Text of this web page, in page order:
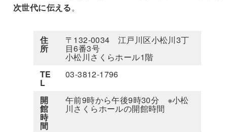
次世代に伝える。
住
所
〒132-0034 江戸川区小松川3丁
目6番3号
小松川さくらホール1階
TE
L
03-3812-1796
開
館
時
間
午前9時から午後9時30分 ※小松
川さくらホールの開館時間